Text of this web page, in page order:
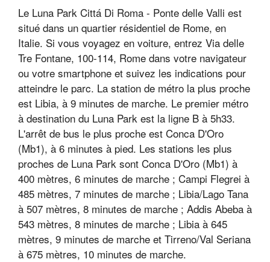
Le Luna Park Cittá Di Roma - Ponte delle Valli est
situé dans un quartier résidentiel de Rome, en
Italie. Si vous voyagez en voiture, entrez Via delle
Tre Fontane, 100-114, Rome dans votre navigateur
ou votre smartphone et suivez les indications pour
atteindre le parc. La station de métro la plus proche
est Libia, à 9 minutes de marche. Le premier métro
à destination du Luna Park est la ligne B à 5h33.
L'arrêt de bus le plus proche est Conca D'Oro
(Mb1), à 6 minutes à pied. Les stations les plus
proches de Luna Park sont Conca D'Oro (Mb1) à
400 mètres, 6 minutes de marche ; Campi Flegrei à
485 mètres, 7 minutes de marche ; Libia/Lago Tana
à 507 mètres, 8 minutes de marche ; Addis Abeba à
543 mètres, 8 minutes de marche ; Libia à 645
mètres, 9 minutes de marche et Tirreno/Val Seriana
à 675 mètres, 10 minutes de marche.